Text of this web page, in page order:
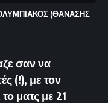
ΟΛΥΜΠΙΑΚΟΣ (ΘΑΝΑΣΗΣ
σαν να
(!), με τον
ματς με 21